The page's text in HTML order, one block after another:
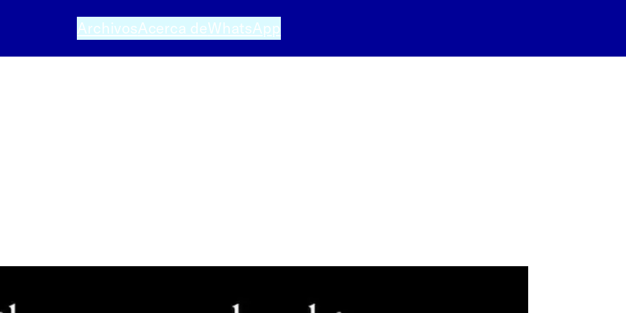
ArchivosAcerca deWhatsApp